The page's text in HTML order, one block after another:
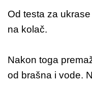
Od testa za
na kolač.
Nakon toga
od brašna i vode.